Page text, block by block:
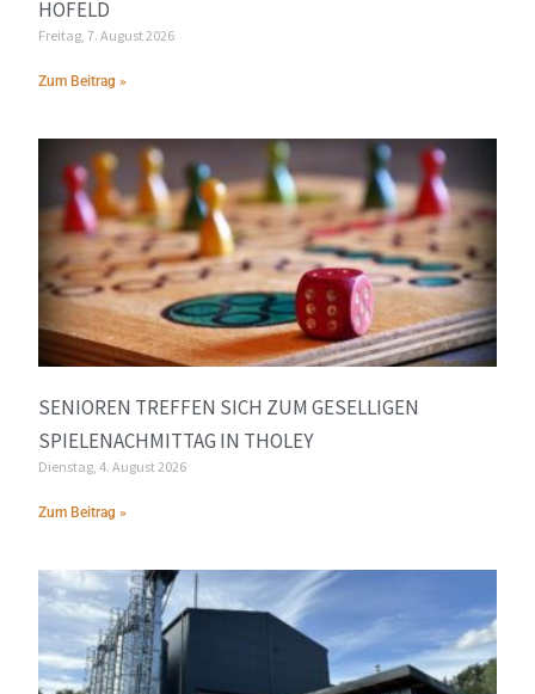
HOFELD
Freitag, 7. August 2026
Zum Beitrag »
SENIOREN TREFFEN SICH ZUM GESELLIGEN
SPIELENACHMITTAG IN THOLEY
Dienstag, 4. August 2026
Zum Beitrag »